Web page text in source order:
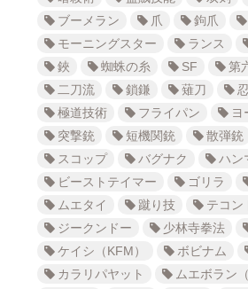
ブーメラン
爪 鉤爪
モーニングスター
ランス
鋏
蜘蛛の糸 SF 第
二刀流
鎖鎌 薙刀
極道技術
フライパン ヨ
突撃銃
短機関銃 散弾銃
スコップ
バグナク ハン
ビーストテイマー
ゴリラ
ムエタイ
蹴り技 テコン
ジークンドー
少林寺拳法
ケイシ（KFM）
ボビナム
カラリパヤット
ムエボラン